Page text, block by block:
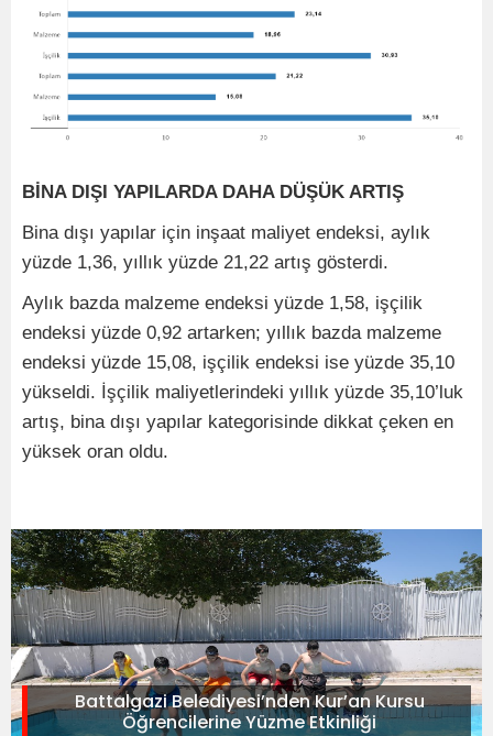
BİNA DIŞI YAPILARDA DAHA DÜŞÜK ARTIŞ
Bina dışı yapılar için inşaat maliyet endeksi, aylık
yüzde 1,36, yıllık yüzde 21,22 artış gösterdi.
Aylık bazda malzeme endeksi yüzde 1,58, işçilik
endeksi yüzde 0,92 artarken; yıllık bazda malzeme
endeksi yüzde 15,08, işçilik endeksi ise yüzde 35,10
yükseldi. İşçilik maliyetlerindeki yıllık yüzde 35,10’luk
artış, bina dışı yapılar kategorisinde dikkat çeken en
yüksek oran oldu.
Battalgazi Belediyesi’nden Kur’an Kursu
Öğrencilerine Yüzme Etkinliği